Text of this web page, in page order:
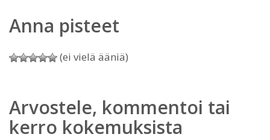
Anna pisteet
(ei vielä ääniä)
Arvostele, kommentoi tai
kerro kokemuksista